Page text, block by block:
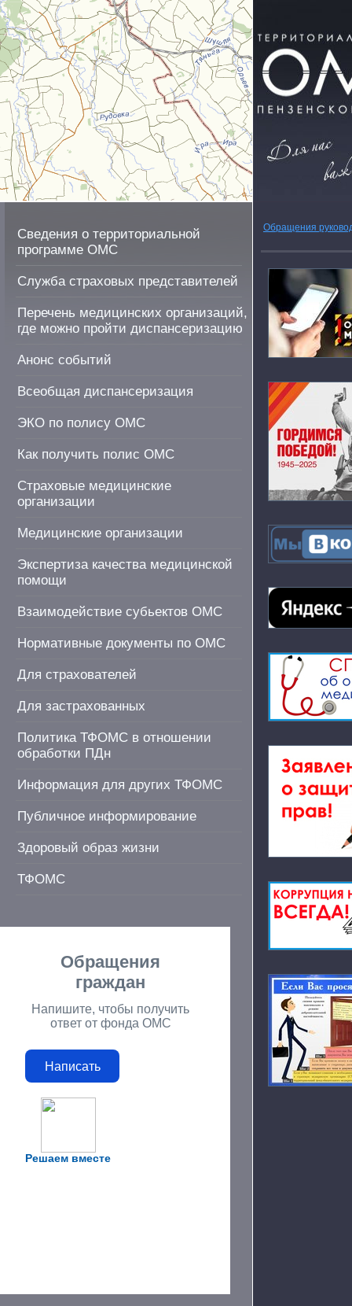
Сведения о территориальной
программе ОМС
Служба страховых представителей
Перечень медицинских организаций,
где можно пройти диспансеризацию
Анонс событий
Всеобщая диспансеризация
ЭКО по полису ОМС
Как получить полис ОМС
Страховые медицинские
организации
Медицинские организации
Экспертиза качества медицинской
помощи
Взаимодействие субьектов ОМС
Нормативные документы по ОМС
Для страхователей
Для застрахованных
Политика ТФОМС в отношении
обработки ПДн
Информация для других ТФОМС
Публичное информирование
Здоровый образ жизни
ТФОМС
Решаем вместе
Обращения
граждан
Напишите, чтобы получить
ответ от фонда ОМС
Написать
Обращения